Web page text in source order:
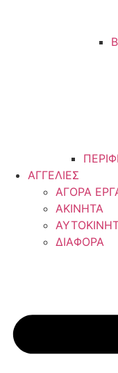
ΑΓΓΕΛΙΕΣ
ΑΓΟΡΑ
ΑΚΙΝΗΤΑ
ΔΙΑΦΟΡΑ